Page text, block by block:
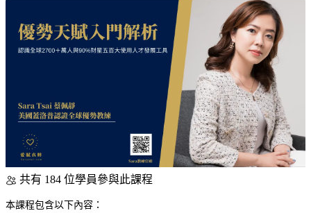
共有 184 位學員參與此課程
本課程包含以下內容：